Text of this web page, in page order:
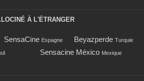
À L'ÉTRANGER
SensaCine Espagne Beyazperde Turquie
Sensacine México Mexique